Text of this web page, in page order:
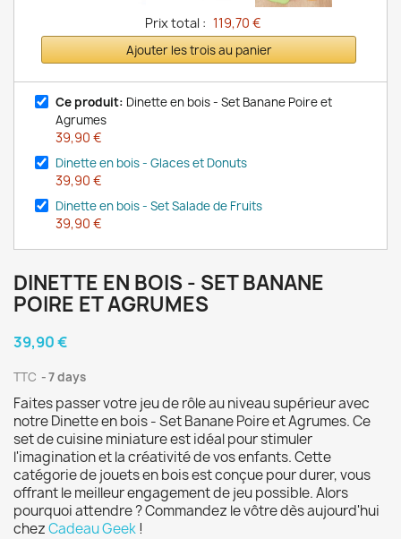
Prix total : 119,70 €
Ajouter les trois au panier
Ce produit: Dinette en bois - Set Banane Poire et
Agrumes
39,90 €
Dinette en bois - Glaces et Donuts
39,90 €
Dinette en bois - Set Salade de Fruits
39,90 €
DINETTE EN BOIS - SET BANANE
POIRE ET AGRUMES
39,90 €
TTC 7 days
Faites passer votre jeu de rôle au niveau supérieur avec
notre Dinette en bois - Set Banane Poire et Agrumes. Ce
set de cuisine miniature est idéal pour stimuler
l'imagination et la créativité de vos enfants. Cette
catégorie de jouets en bois est conçue pour durer, vous
offrant le meilleur engagement de jeu possible. Alors
pourquoi attendre ? Commandez le vôtre dès aujourd'hui
chezCadeau Geek!